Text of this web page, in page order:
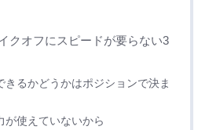
クオフにスピードが要らない3
きるかどうかはポジションで決ま
が使えていないから